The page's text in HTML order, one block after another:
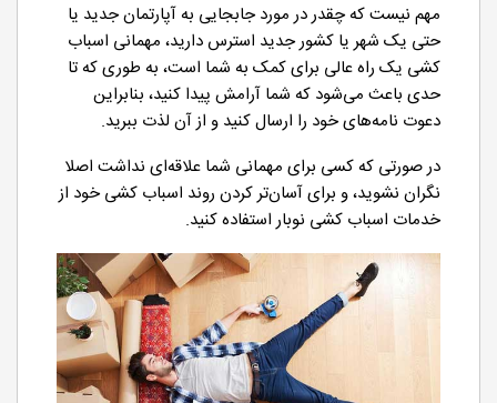
مهم نیست که چقدر در مورد جابجایی به آپارتمان جدید یا
حتی یک شهر یا کشور جدید استرس دارید، مهمانی اسباب
کشی یک راه عالی برای کمک به شما است، به طوری که تا
حدی باعث می‌شود که شما آرامش پیدا کنید، بنابراین
دعوت نامه‌های خود را ارسال کنید و از آن لذت ببرید.
در صورتی که کسی برای مهمانی شما علاقه‌ای نداشت اصلا
نگران نشوید، و برای آسان‌تر کردن روند اسباب کشی خود از
خدمات اسباب کشی نوبار استفاده کنید.